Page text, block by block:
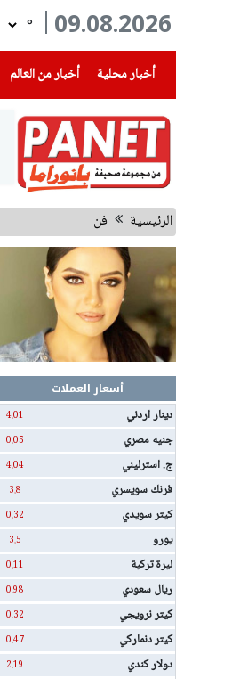
09.08.2026
°
أخبار محلية
(current) أخبار من العالم
الرئيسية فن
أسعار العملات
دينار اردني
4.01
جنيه مصري 0.05
ج. استرليني 4.04
فرنك سويسري 3.8
كيتر سويدي 0.32
يورو 3.5
ليرة تركية 0.11
ريال سعودي 0.98
كيتر نرويجي 0.32
كيتر دنماركي 0.47
دولار كندي 2.19